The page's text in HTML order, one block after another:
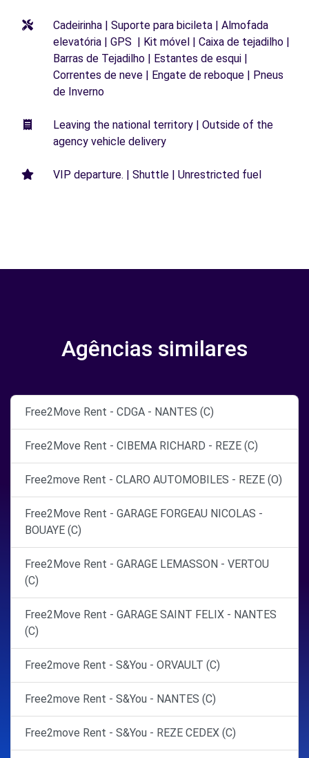
Cadeirinha | Suporte para bicileta | Almofada
elevatória | GPS | Kit móvel | Caixa de tejadilho |
Barras de Tejadilho | Estantes de esqui |
Correntes de neve | Engate de reboque | Pneus
de Inverno
Leaving the national territory | Outside of the
agency vehicle delivery
VIP departure. | Shuttle | Unrestricted fuel
Agências similares
Free2Move Rent - CDGA - NANTES (C)
Free2Move Rent - CIBEMA RICHARD - REZE (C)
Free2move Rent - CLARO AUTOMOBILES - REZE (O)
Free2Move Rent - GARAGE FORGEAU NICOLAS -
BOUAYE (C)
Free2Move Rent - GARAGE LEMASSON - VERTOU
(C)
Free2Move Rent - GARAGE SAINT FELIX - NANTES
(C)
Free2move Rent - S&You - ORVAULT (C)
Free2move Rent - S&You - NANTES (C)
Free2move Rent - S&You - REZE CEDEX (C)